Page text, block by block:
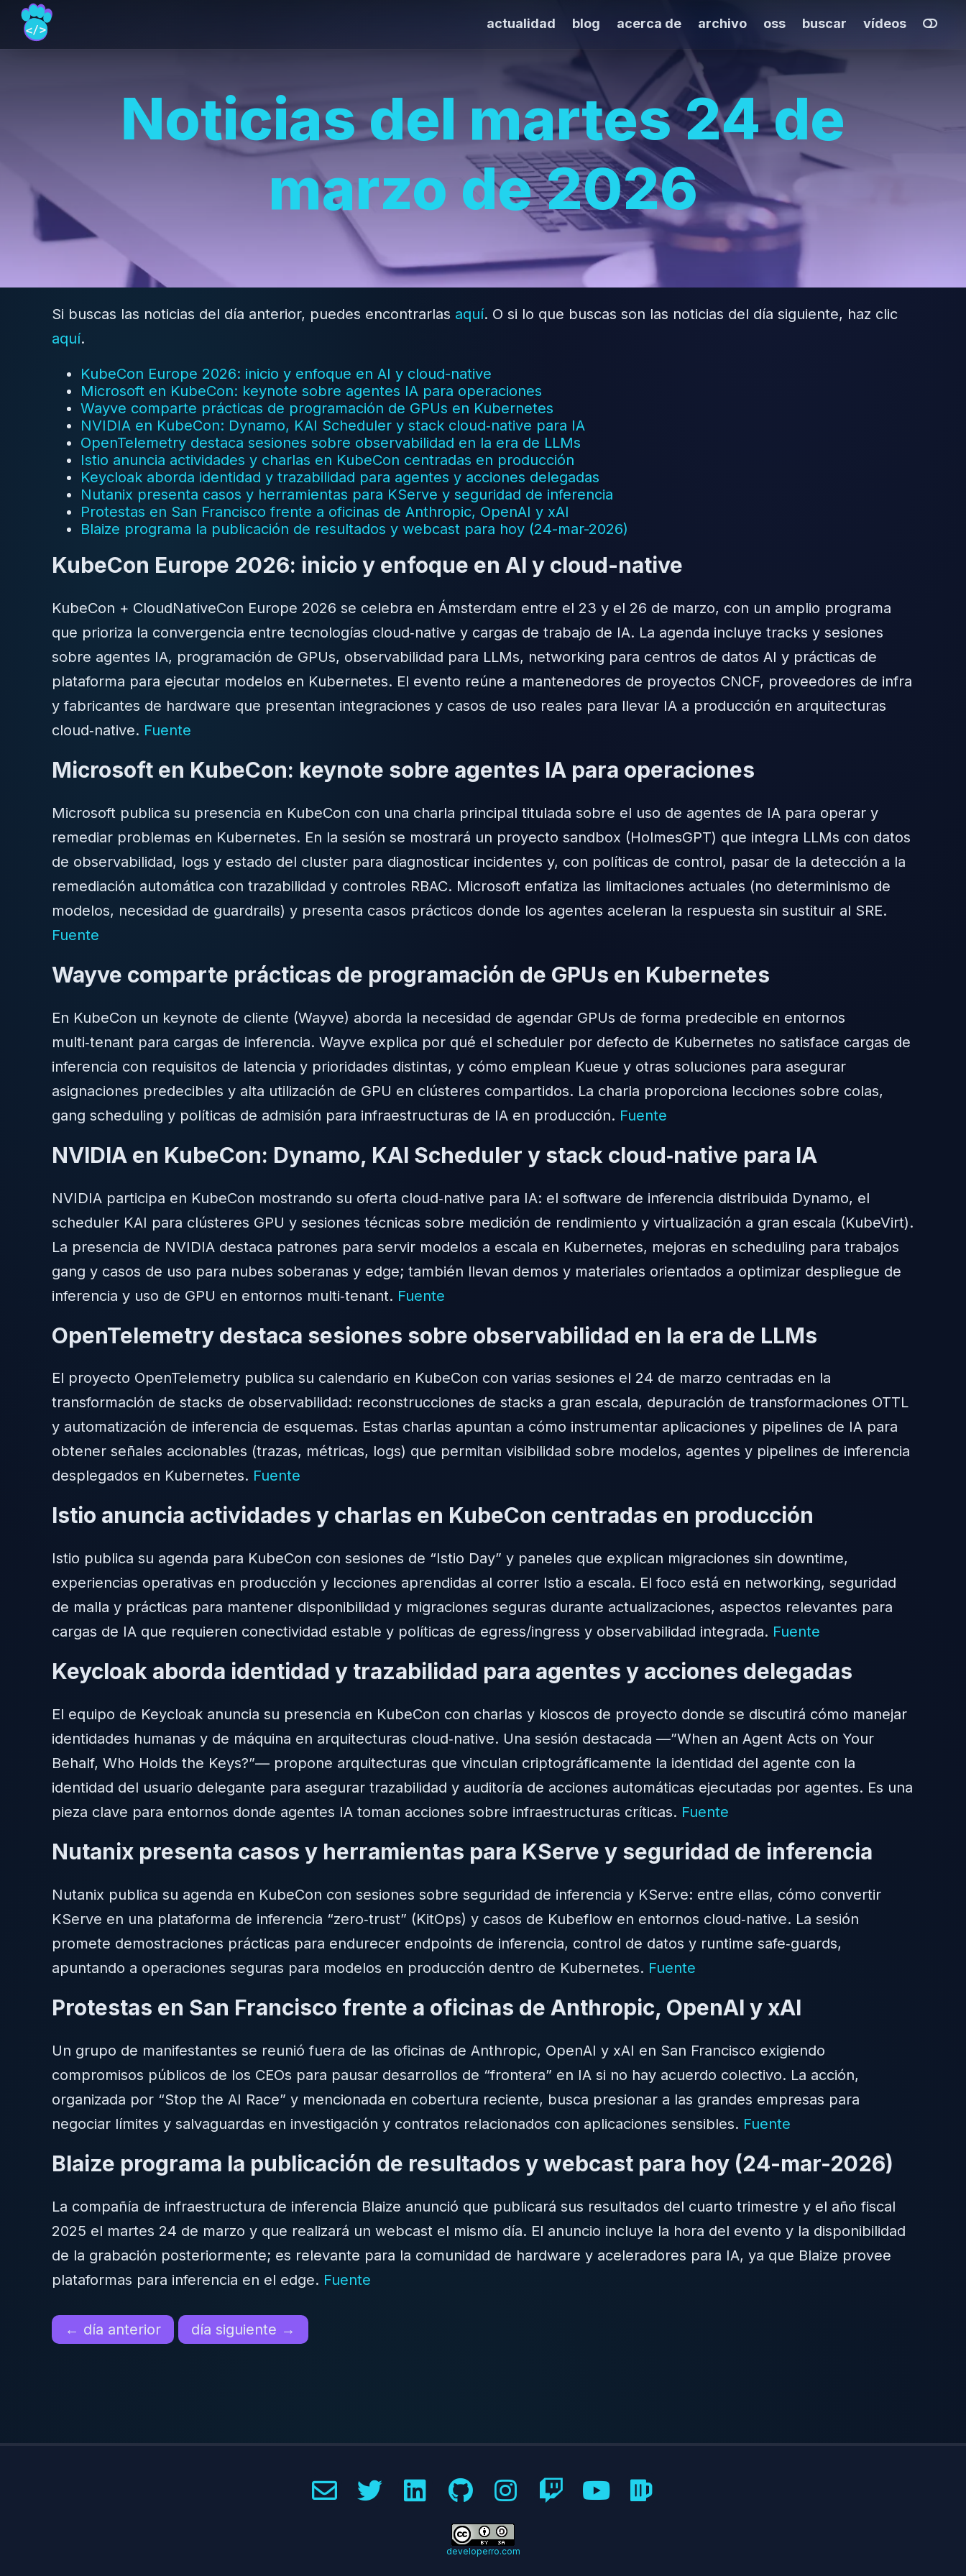
actualidad blog acerca de archivo oss buscar vídeos
Noticias del martes 24 de
marzo de 2026
Si buscas las noticias del día anterior, puedes encontrarlas aquí. O si lo que buscas son las noticias del día siguiente, haz clic
aquí.
KubeCon Europe 2026: inicio y enfoque en AI y cloud-native
Microsoft en KubeCon: keynote sobre agentes IA para operaciones
Wayve comparte prácticas de programación de GPUs en Kubernetes
NVIDIA en KubeCon: Dynamo, KAI Scheduler y stack cloud‑native para IA
OpenTelemetry destaca sesiones sobre observabilidad en la era de LLMs
Istio anuncia actividades y charlas en KubeCon centradas en producción
Keycloak aborda identidad y trazabilidad para agentes y acciones delegadas
Nutanix presenta casos y herramientas para KServe y seguridad de inferencia
Protestas en San Francisco frente a oficinas de Anthropic, OpenAI y xAI
Blaize programa la publicación de resultados y webcast para hoy (24-mar-2026)
KubeCon Europe 2026: inicio y enfoque en AI y cloud-native
KubeCon + CloudNativeCon Europe 2026 se celebra en Ámsterdam entre el 23 y el 26 de marzo, con un amplio programa
que prioriza la convergencia entre tecnologías cloud‑native y cargas de trabajo de IA. La agenda incluye tracks y sesiones
sobre agentes IA, programación de GPUs, observabilidad para LLMs, networking para centros de datos AI y prácticas de
plataforma para ejecutar modelos en Kubernetes. El evento reúne a mantenedores de proyectos CNCF, proveedores de infra
y fabricantes de hardware que presentan integraciones y casos de uso reales para llevar IA a producción en arquitecturas
cloud‑native. Fuente
Microsoft en KubeCon: keynote sobre agentes IA para operaciones
Microsoft publica su presencia en KubeCon con una charla principal titulada sobre el uso de agentes de IA para operar y
remediar problemas en Kubernetes. En la sesión se mostrará un proyecto sandbox (HolmesGPT) que integra LLMs con datos
de observabilidad, logs y estado del cluster para diagnosticar incidentes y, con políticas de control, pasar de la detección a la
remediación automática con trazabilidad y controles RBAC. Microsoft enfatiza las limitaciones actuales (no determinismo de
modelos, necesidad de guardrails) y presenta casos prácticos donde los agentes aceleran la respuesta sin sustituir al SRE.
Fuente
Wayve comparte prácticas de programación de GPUs en Kubernetes
En KubeCon un keynote de cliente (Wayve) aborda la necesidad de agendar GPUs de forma predecible en entornos
multi‑tenant para cargas de inferencia. Wayve explica por qué el scheduler por defecto de Kubernetes no satisface cargas de
inferencia con requisitos de latencia y prioridades distintas, y cómo emplean Kueue y otras soluciones para asegurar
asignaciones predecibles y alta utilización de GPU en clústeres compartidos. La charla proporciona lecciones sobre colas,
gang scheduling y políticas de admisión para infraestructuras de IA en producción. Fuente
NVIDIA en KubeCon: Dynamo, KAI Scheduler y stack cloud‑native para IA
NVIDIA participa en KubeCon mostrando su oferta cloud‑native para IA: el software de inferencia distribuida Dynamo, el
scheduler KAI para clústeres GPU y sesiones técnicas sobre medición de rendimiento y virtualización a gran escala (KubeVirt).
La presencia de NVIDIA destaca patrones para servir modelos a escala en Kubernetes, mejoras en scheduling para trabajos
gang y casos de uso para nubes soberanas y edge; también llevan demos y materiales orientados a optimizar despliegue de
inferencia y uso de GPU en entornos multi‑tenant. Fuente
OpenTelemetry destaca sesiones sobre observabilidad en la era de LLMs
El proyecto OpenTelemetry publica su calendario en KubeCon con varias sesiones el 24 de marzo centradas en la
transformación de stacks de observabilidad: reconstrucciones de stacks a gran escala, depuración de transformaciones OTTL
y automatización de inferencia de esquemas. Estas charlas apuntan a cómo instrumentar aplicaciones y pipelines de IA para
obtener señales accionables (trazas, métricas, logs) que permitan visibilidad sobre modelos, agentes y pipelines de inferencia
desplegados en Kubernetes. Fuente
Istio anuncia actividades y charlas en KubeCon centradas en producción
Istio publica su agenda para KubeCon con sesiones de “Istio Day” y paneles que explican migraciones sin downtime,
experiencias operativas en producción y lecciones aprendidas al correr Istio a escala. El foco está en networking, seguridad
de malla y prácticas para mantener disponibilidad y migraciones seguras durante actualizaciones, aspectos relevantes para
cargas de IA que requieren conectividad estable y políticas de egress/ingress y observabilidad integrada. Fuente
Keycloak aborda identidad y trazabilidad para agentes y acciones delegadas
El equipo de Keycloak anuncia su presencia en KubeCon con charlas y kioscos de proyecto donde se discutirá cómo manejar
identidades humanas y de máquina en arquitecturas cloud‑native. Una sesión destacada —”When an Agent Acts on Your
Behalf, Who Holds the Keys?”— propone arquitecturas que vinculan criptográficamente la identidad del agente con la
identidad del usuario delegante para asegurar trazabilidad y auditoría de acciones automáticas ejecutadas por agentes. Es una
pieza clave para entornos donde agentes IA toman acciones sobre infraestructuras críticas. Fuente
Nutanix presenta casos y herramientas para KServe y seguridad de inferencia
Nutanix publica su agenda en KubeCon con sesiones sobre seguridad de inferencia y KServe: entre ellas, cómo convertir
KServe en una plataforma de inferencia “zero‑trust” (KitOps) y casos de Kubeflow en entornos cloud‑native. La sesión
promete demostraciones prácticas para endurecer endpoints de inferencia, control de datos y runtime safe‑guards,
apuntando a operaciones seguras para modelos en producción dentro de Kubernetes. Fuente
Protestas en San Francisco frente a oficinas de Anthropic, OpenAI y xAI
Un grupo de manifestantes se reunió fuera de las oficinas de Anthropic, OpenAI y xAI en San Francisco exigiendo
compromisos públicos de los CEOs para pausar desarrollos de “frontera” en IA si no hay acuerdo colectivo. La acción,
organizada por “Stop the AI Race” y mencionada en cobertura reciente, busca presionar a las grandes empresas para
negociar límites y salvaguardas en investigación y contratos relacionados con aplicaciones sensibles. Fuente
Blaize programa la publicación de resultados y webcast para hoy (24-mar-2026)
La compañía de infraestructura de inferencia Blaize anunció que publicará sus resultados del cuarto trimestre y el año fiscal
2025 el martes 24 de marzo y que realizará un webcast el mismo día. El anuncio incluye la hora del evento y la disponibilidad
de la grabación posteriormente; es relevante para la comunidad de hardware y aceleradores para IA, ya que Blaize provee
plataformas para inferencia en el edge. Fuente
← día anterior día siguiente →
developerro.com